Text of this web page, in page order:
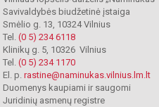
Savivaldybės biudžetinė įstaiga
Smėlio g. 13, 10324 Vilnius
Tel. (0 5) 234 6118
Klinikų g. 5, 10326 Vilnius
Tel. (0 5) 234 1170
El. p. rastine@naminukas.vilnius.lm.lt
Duomenys kaupiami ir saugomi
Juridinių asmenų registre